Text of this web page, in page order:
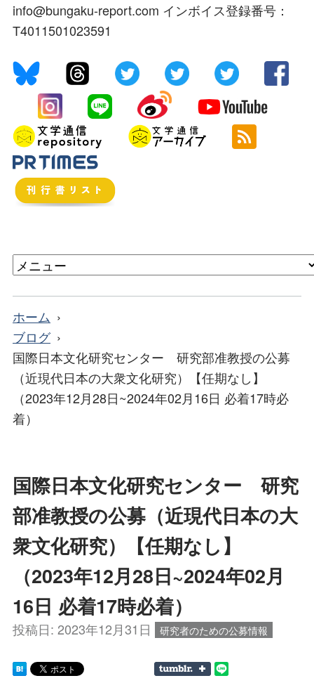
info@bungaku-report.com インボイス登録番号：
T4011501023591
ホーム
ブログ
国際日本文化研究センター 研究部准教授の公募
（近現代日本の大衆文化研究）【任期なし】
（2023年12月28日~2024年02月16日 必着17時必
着）
国際日本文化研究センター 研究
部准教授の公募（近現代日本の大
衆文化研究）【任期なし】
（2023年12月28日~2024年02月
16日 必着17時必着）
投稿日: 2023年12月31日 研究者のための公募情報